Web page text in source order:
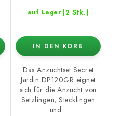
auf Lager (2 Stk.)
IN DEN KORB
Das Anzuchtset Secret
Jardin DP120GR eignet
sich für die Anzucht von
Setzlingen, Stecklingen
und...